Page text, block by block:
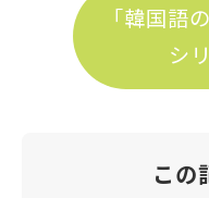
「韓国語
シ
この